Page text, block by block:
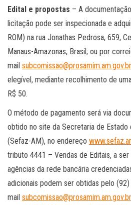
Edital e propostas – A
licitação pode ser inspecionada e
ROM) na rua Jonathas Pedrosa, 659,
Manaus-Amazonas, Brasil; ou por
mail subcomissao@prosamim.am.gov.br
elegível, mediante recolhimento de
R$ 50.
O método de pagamento será via
obtido no site da Secretaria de Estado
(Sefaz-AM), no endereço
tributo 4441 – Vendas de Editais, a
agências da rede bancária
adicionais podem ser obtidas pelo
mail subcomissao@prosamim.am.gov.br